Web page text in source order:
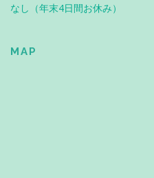
なし（年末4日間お休み）
MAP